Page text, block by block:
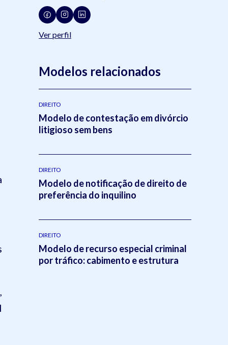
jurídico, tecnologia e advocacia.
Ver perfil
Modelos relacionados
DIREITO
Modelo de contestação em divórcio
litigioso sem bens
DIREITO
Modelo de notificação de direito de
preferência do inquilino
DIREITO
Modelo de recurso especial criminal
por tráfico: cabimento e estrutura